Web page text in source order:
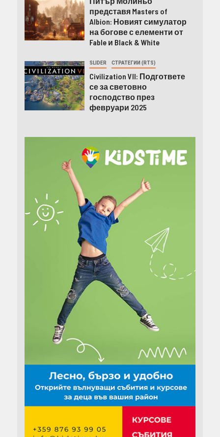
представя Masters of
Albion: Новият симулатор
на богове с елементи от
Fable и Black & White
SLIDER СТРАТЕГИИ (RTS)
Civilization VII: Подгответе
се за световно
господство през
февруари 2025